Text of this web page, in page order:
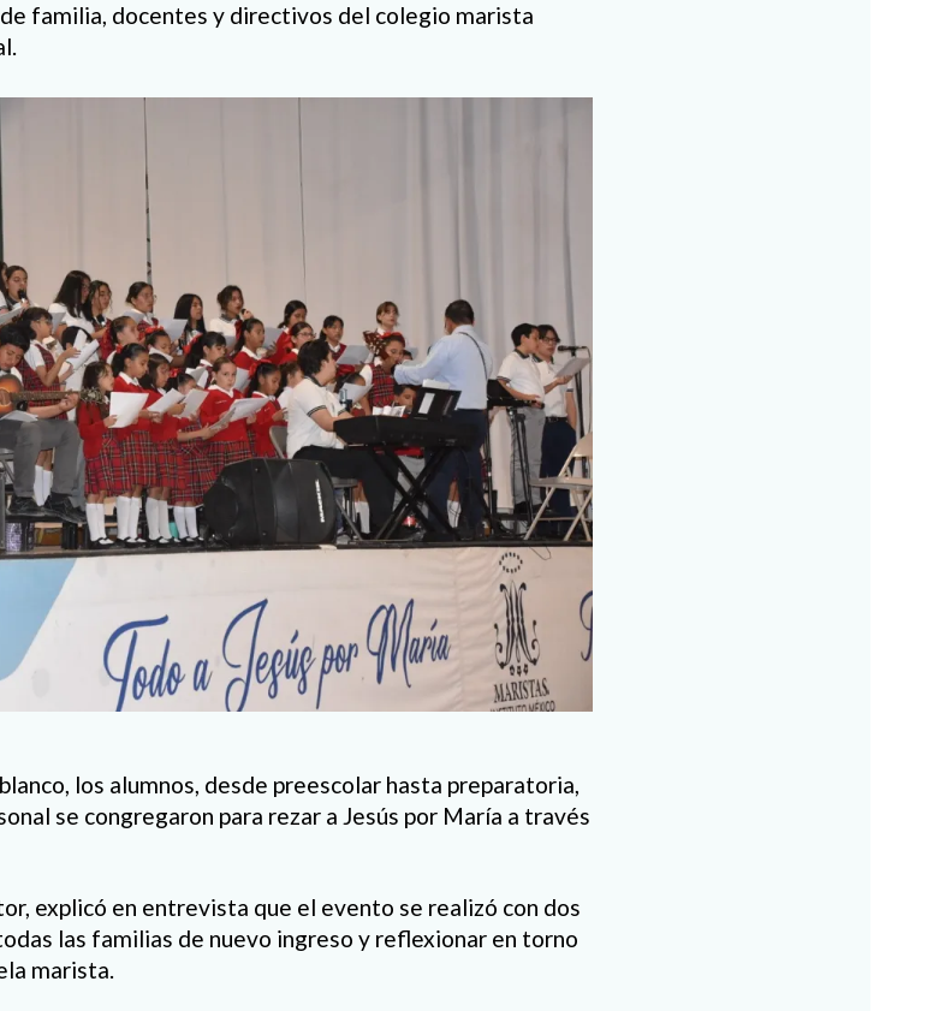
familia, docentes y directivos del colegio marista
los alumnos, desde preescolar hasta preparatoria,
se congregaron para rezar a Jesús por María a través
explicó en entrevista que el evento se realizó con dos
las familias de nuevo ingreso y reflexionar en torno
marista.